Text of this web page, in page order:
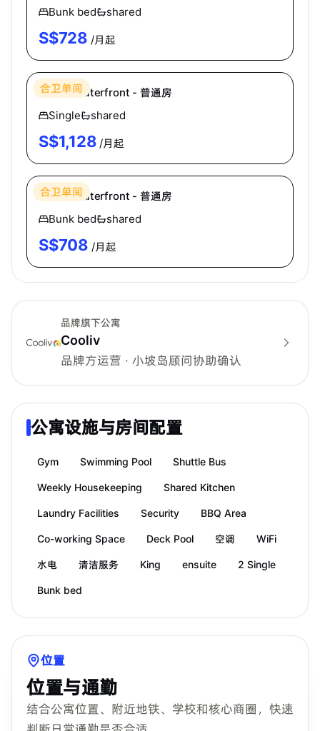
Bunk bed
shared
S$728 /月起
合卫单间
Cooliv Waterfront - 普通房
Single
shared
S$1,128 /月起
合卫单间
Cooliv Waterfront - 普通房
Bunk bed
shared
S$708 /月起
品牌旗下公寓
Cooliv
品牌方运营 · 小坡岛顾问协助确认
公寓设施与房间配置
Gym Swimming Pool Shuttle Bus
Weekly Housekeeping Shared Kitchen
Laundry Facilities Security BBQ Area
Co-working Space Deck Pool 空调 WiFi
水电 清洁服务 King ensuite 2 Single
Bunk bed
位置
位置与通勤
结合公寓位置、附近地铁、学校和核心商圈，快速